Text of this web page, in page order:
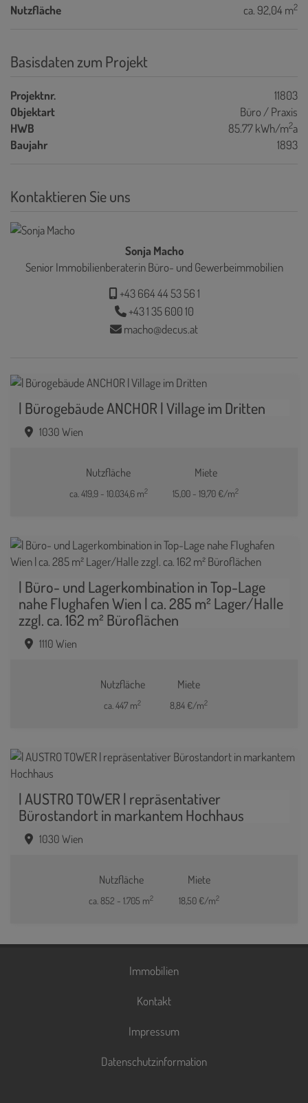
Nutzfläche ca. 92,04 m2
Basisdaten zum Projekt
Projektnr.
11803
Objektart
Büro / Praxis
HWB
85.77 kWh/m2a
Baujahr
1893
Kontaktieren Sie uns
Sonja Macho
Senior Immobilienberaterin Büro- und Gewerbeimmobilien
+43 664 44 53 56 1
+43 1 35 600 10
macho@decus.at
| Bürogebäude ANCHOR | Village im Dritten
1030 Wien
Nutzfläche
ca. 419,9 - 10.034,6 m2
Miete
15,00 - 19,70 €/m2
| Büro- und Lagerkombination in Top-Lage
nahe Flughafen Wien | ca. 285 m² Lager/Halle
zzgl. ca. 162 m² Büroflächen
1110 Wien
Nutzfläche
ca. 447 m2
Miete
8,84 €/m2
| AUSTRO TOWER | repräsentativer
Bürostandort in markantem Hochhaus
1030 Wien
Nutzfläche
ca. 852 - 1.705 m2
Miete
18,50 €/m2
Immobilien
Kontakt
Impressum
Datenschutzinformation